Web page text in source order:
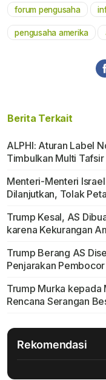
forum pengusaha
pengusaha amerika
Berita Terkait
ALPHI: Aturan Label
Timbulkan Multi Tafsir
Menteri-Menteri
Dilanjutkan, Tolak
Trump Kesal, AS
karena Kekurangan
Trump Berang AS
Penjarakan Pembocor
Trump Murka kepada
Rencana Serangan
Rekomendasi